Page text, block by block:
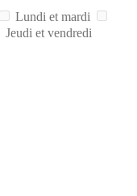
Lundi et mardi
Jeudi et vendredi